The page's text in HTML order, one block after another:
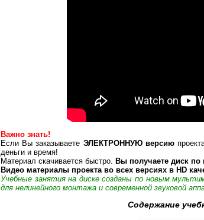
Важно знать!
Если Вы заказываете ЭЛЕКТРОННУЮ версию
деньги и время!
Материал скачивается быстро. Вы получаете диск по
Видео материалы проекта во всех версиях в HD
Учебные занятия на диске созданы по новым
для нелинейного монтажа и современной звуковой
Содержание